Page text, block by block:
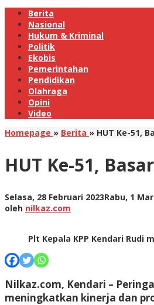
Berita
Nasional
Hukum & Kriminal
Politik
Ekobis
Pemerintahan
Pendidikan
Olahraga
Opini
Video
Homepage » Berita » HUT Ke-51,
HUT Ke-51,
Selasa, 28 Februari 2023Rabu, 1
oleh nilkaz.com
Plt Kepala KPP Kendari Rudi
Nilkaz.com, Kendari –
meningkatkan kinerja dan